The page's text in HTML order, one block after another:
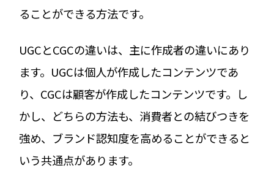
ることができる方法です。
UGCとCGCの違いは、主に作成者の違いにあり
ます。UGCは個人が作成したコンテンツであ
り、CGCは顧客が作成したコンテンツです。し
かし、どちらの方法も、消費者との結びつきを
強め、ブランド認知度を高めることができると
いう共通点があります。